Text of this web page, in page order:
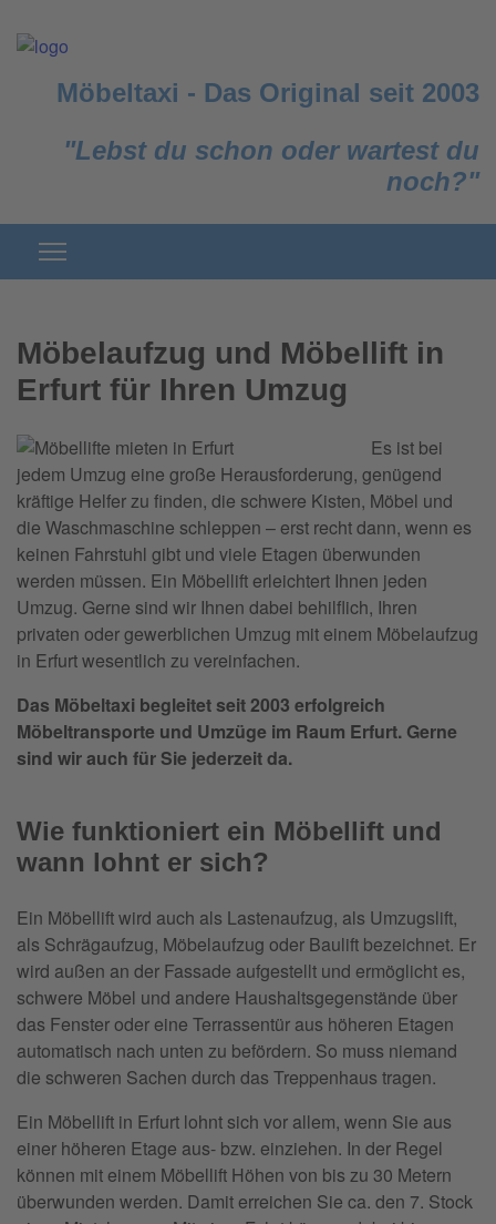
Möbeltaxi - Das Original seit 2003
"Lebst du schon oder wartest du
noch?"
Möbelaufzug und Möbellift in
Erfurt für Ihren Umzug
Es ist bei
jedem Umzug eine große Herausforderung, genügend
kräftige Helfer zu finden, die schwere Kisten, Möbel und
die Waschmaschine schleppen – erst recht dann, wenn es
keinen Fahrstuhl gibt und viele Etagen überwunden
werden müssen. Ein Möbellift erleichtert Ihnen jeden
Umzug. Gerne sind wir Ihnen dabei behilflich, Ihren
privaten oder gewerblichen Umzug mit einem Möbelaufzug
in Erfurt wesentlich zu vereinfachen.
Das Möbeltaxi begleitet seit 2003 erfolgreich
Möbeltransporte und Umzüge im Raum Erfurt. Gerne
sind wir auch für Sie jederzeit da.
Wie funktioniert ein Möbellift und
wann lohnt er sich?
Ein Möbellift wird auch als Lastenaufzug, als Umzugslift,
als Schrägaufzug, Möbelaufzug oder Baulift bezeichnet. Er
wird außen an der Fassade aufgestellt und ermöglicht es,
schwere Möbel und andere Haushaltsgegenstände über
das Fenster oder eine Terrassentür aus höheren Etagen
automatisch nach unten zu befördern. So muss niemand
die schweren Sachen durch das Treppenhaus tragen.
Ein Möbellift in Erfurt lohnt sich vor allem, wenn Sie aus
einer höheren Etage aus- bzw. einziehen. In der Regel
können mit einem Möbellift Höhen von bis zu 30 Metern
überwunden werden. Damit erreichen Sie ca. den 7. Stock